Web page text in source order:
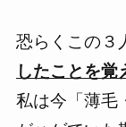
恐らくこの３
したことを覚
私は今「薄毛